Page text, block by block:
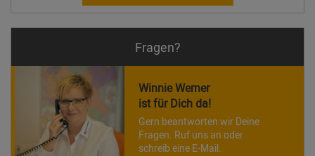
Fragen?
Winnie Werner
ist für Dich da!
Gern beantworten wir Deine
Fragen. Ruf uns an oder
schreib eine E-Mail.